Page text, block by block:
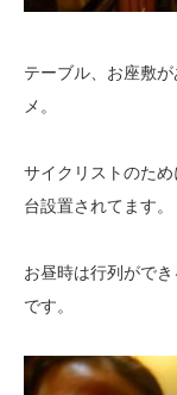
テーブル、お座敷
メ。
サイクリストのた
台設置されてます。
お昼時は行列がで
です。